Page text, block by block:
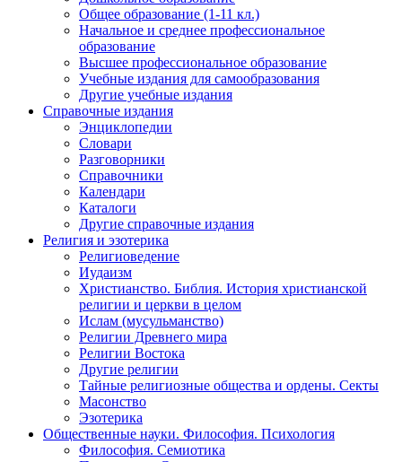
Общее образование (1-11 кл.)
Начальное и среднее профессиональное
образование
Высшее профессиональное образование
Учебные издания для самообразования
Другие учебные издания
Справочные издания
Энциклопедии
Словари
Разговорники
Справочники
Календари
Каталоги
Другие справочные издания
Религия и эзотерика
Религиоведение
Иудаизм
Христианство. Библия. История христианской
религии и церкви в целом
Ислам (мусульманство)
Религии Древнего мира
Религии Востока
Другие религии
Тайные религиозные общества и ордены. Секты
Масонство
Эзотерика
Общественные науки. Философия. Психология
Философия. Семиотика